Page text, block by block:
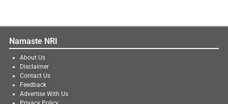
Namaste NRI
About Us
Disclaimer
Contact Us
Feedback
Advertise With Us